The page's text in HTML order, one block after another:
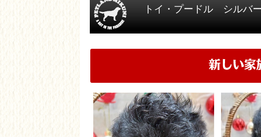
トイ・プードル シルバ